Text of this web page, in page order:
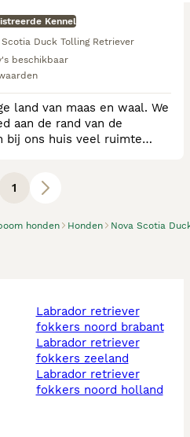
honden Honden Nova Scotia
Kennel
Scotia Duck Tolling Retriever
beschikbaar
land van maas en waal. We
aan de rand van de
bij ons huis veel ruimte
laten we eerst alle
1
labrador retriever
fokkers noord brabant
labrador retriever
fokkers zeeland
labrador retriever
fokkers noord holland